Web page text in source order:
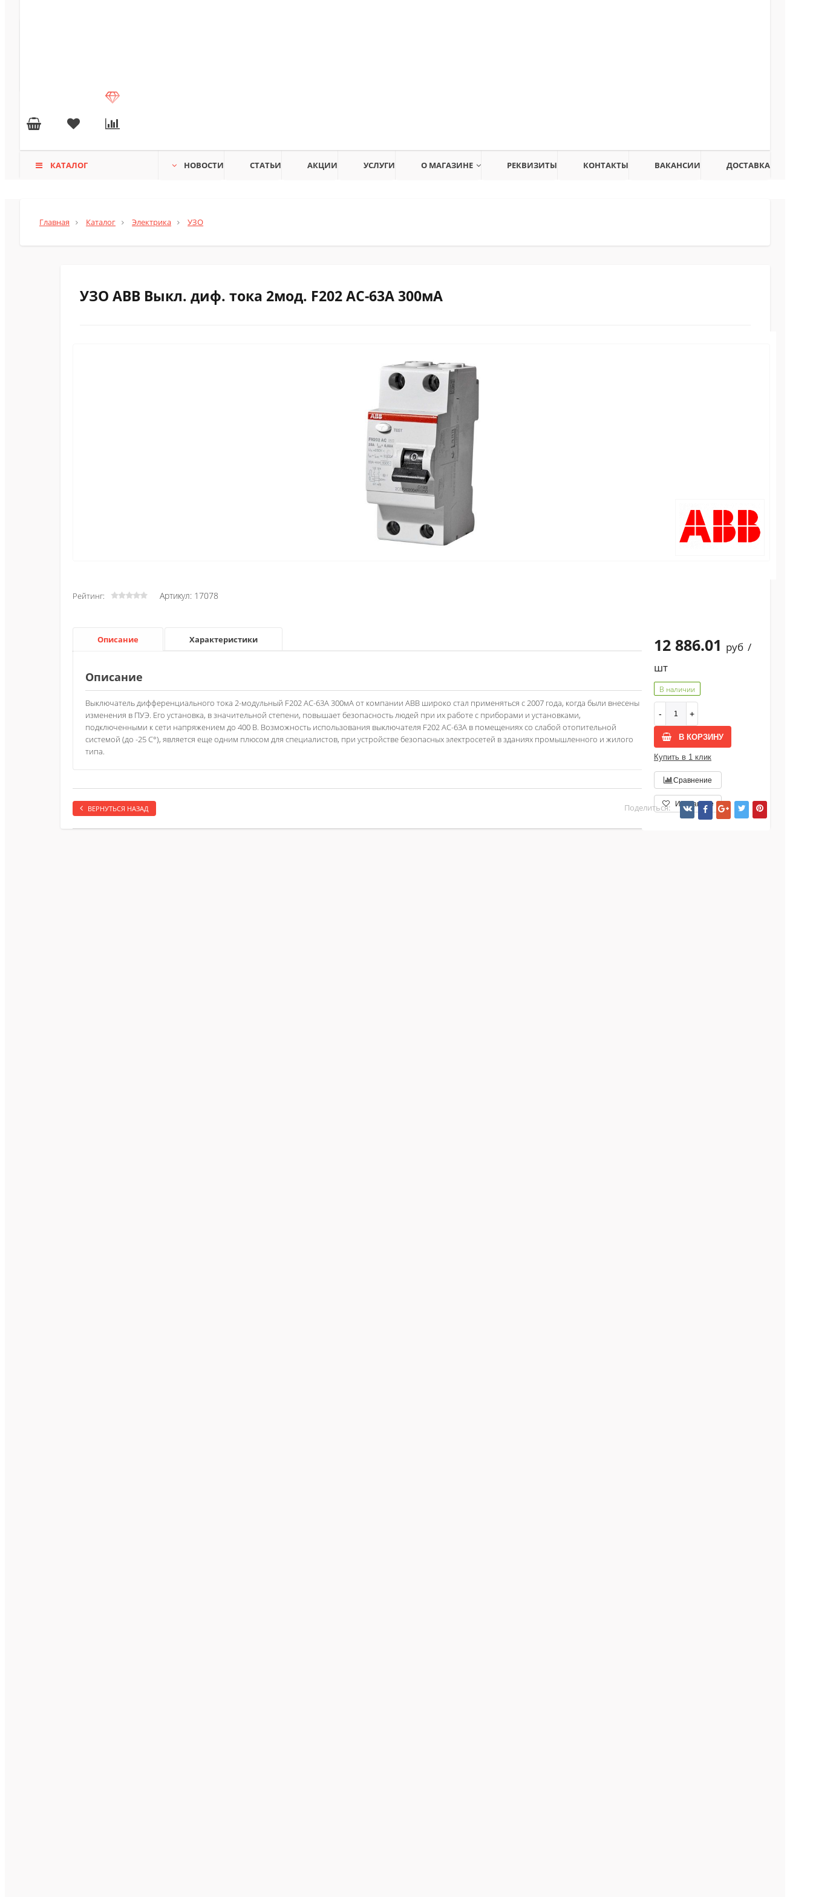
КАТАЛОГ НОВОСТИ СТАТЬИ АКЦИИ УСЛУГИ О МАГАЗИНЕ РЕКВИЗИТЫ КОНТАКТЫ ВАКАНСИИ ДОСТАВКА
Главная Каталог Электрика УЗО
УЗО АВВ Выкл. диф. тока 2мод. F202 АС-63A 300мА
Рейтинг: Артикул: 17078
12 886.01 руб /
шт
В наличии
В КОРЗИНУ
Купить в 1 клик
Сравнение
Избранное
Описание Характеристики
Описание
Выключатель дифференциального тока 2-модульный F202 AC-63А 300мА от компании АВВ широко стал применяться с 2007 года, когда были внесены
изменения в ПУЭ. Его установка, в значительной степени, повышает безопасность людей при их работе с приборами и установками,
подключенными к сети напряжением до 400 В. Возможность использования выключателя F202 AC-63А в помещениях со слабой отопительной
системой (до -25 С°), является еще одним плюсом для специалистов, при устройстве безопасных электросетей в зданиях промышленного и жилого
типа.
ВЕРНУТЬСЯ НАЗАД Поделиться: